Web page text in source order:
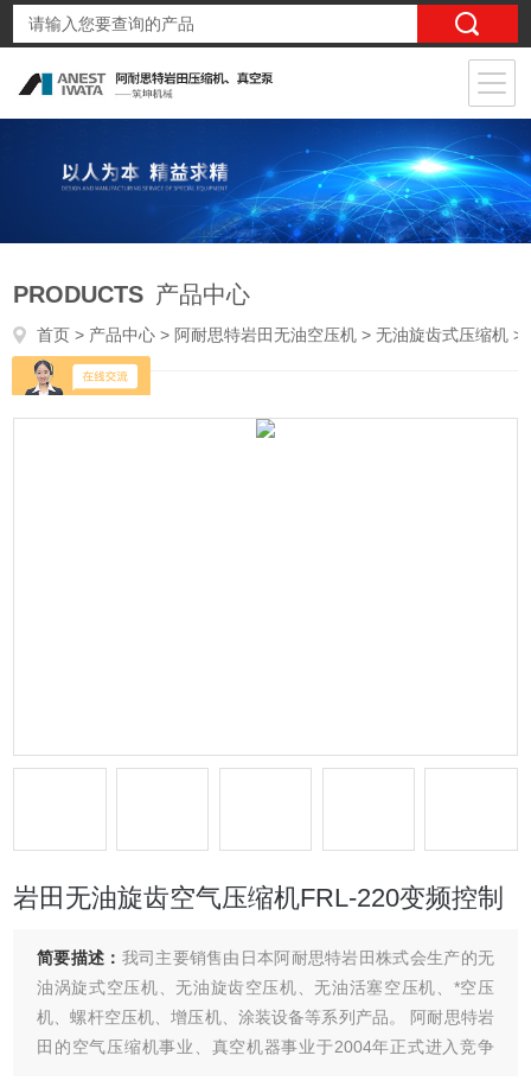
PRODUCTS 产品中心
首页 > 产品中心 > 阿耐思特岩田无油空压机 >无油旋齿式压缩机 > FRL-220 22KW岩田无油旋齿空气压缩机FRL-220变频控制
岩田无油旋齿空气压缩机FRL-220变频控制
简要描述： 我司主要销售由日本阿耐思特岩田株式会生产的无
油涡旋式空压机、无油旋齿空压机、无油活塞空压机、*空压
机、螺杆空压机、增压机、涂装设备等系列产品。 阿耐思特岩
田的空气压缩机事业、真空机器事业于2004年正式进入竞争